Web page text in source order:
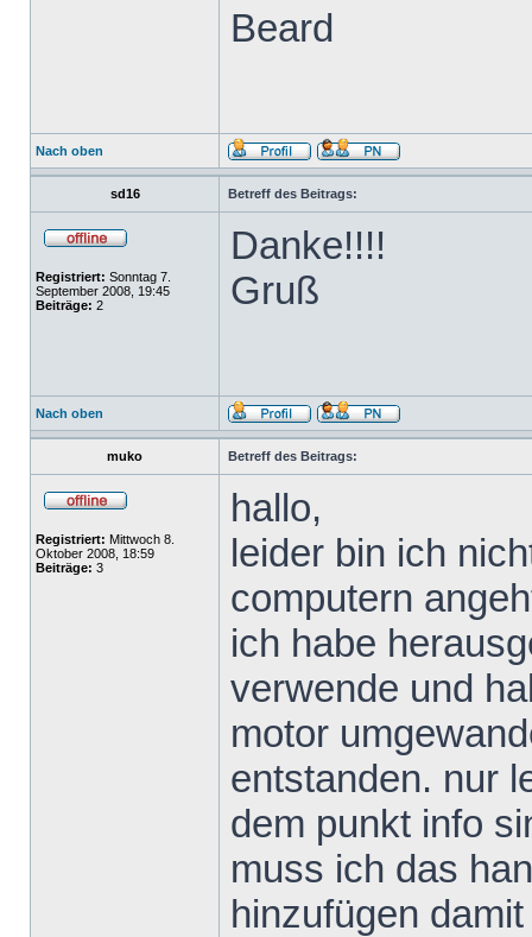
Beard
Nach oben
sd16 Betreff des Beitrags:
Registriert: Sonntag 7.
September 2008, 19:45
Beiträge: 2
Danke!!!!
Gruß
Nach oben
muko Betreff des Beitrags:
Registriert: Mittwoch 8.
Oktober 2008, 18:59
Beiträge: 3
hallo,
leider bin ich
computern
ich habe
verwende und
motor
entstanden. nur
dem punkt info
muss ich das
hinzufügen